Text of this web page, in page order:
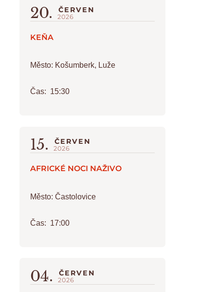
KEŇA
Město: Košumberk, Luže
Čas: 15:30
20. ČERVEN
2026
AFRICKÉ NOCI NAŽIVO
Město:Častolovice
Čas: 17:00
15. ČERVEN
2026
04. ČERVEN
2026